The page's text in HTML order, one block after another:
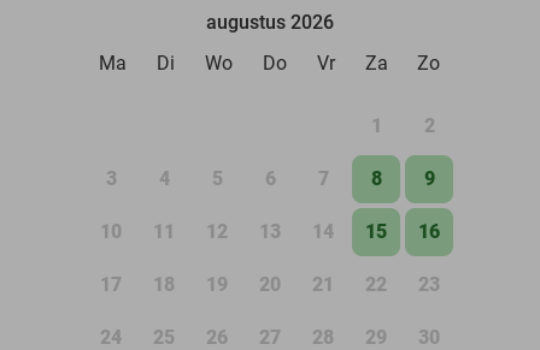
augustus 2026
Ma
Di Wo Do Vr Za Zo
1 2
3 4 5 6 7 8 9
10 11 12 13 14 15 16
17 18 19 20 21 22 23
24 25 26 27 28 29 30